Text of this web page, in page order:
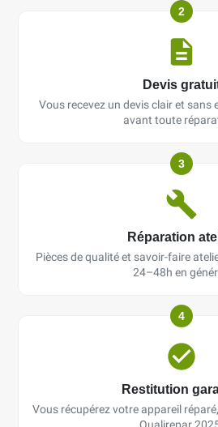
2
Devis
Vous recevez un devis clair et sans
avant toute
3
Réparation
Pièces de qualité et savoir-faire
24–48h en
4
Restitution
Vous récupérez votre appareil